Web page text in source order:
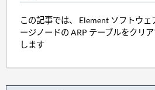
この記事では、 Element ソフトウ
ージノードの ARP テーブルをクリ
します